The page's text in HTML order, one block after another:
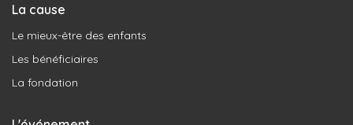
La cause
Le mieux-être des enfants
Les bénéficiaires
La fondation